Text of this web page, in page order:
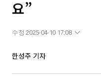
요”
수정 2025-04-10 17:08
한성주 기자